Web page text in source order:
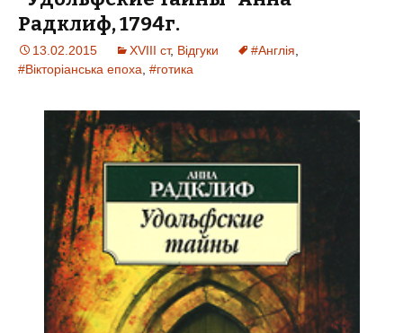
Радклиф, 1794г.
13.02.2015 XVIII ст, Відгуки #Англія,
#Вікторіанська епоха, #готика